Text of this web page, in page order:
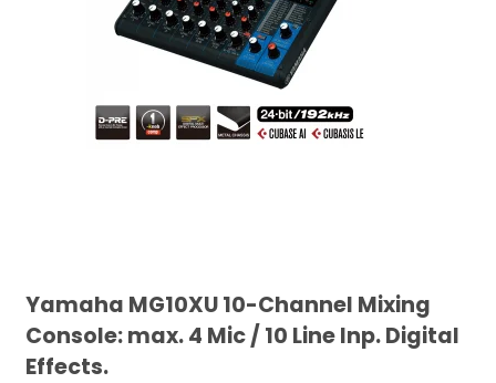
Yamaha MG10XU 10-Channel Mixing
Console: max. 4 Mic / 10 Line Inp. Digital
Effects.